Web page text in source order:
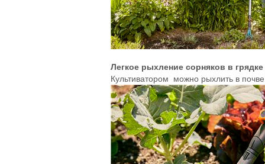
Легкое рыхление сорняков в грядке
Культиватором можно рыхлить в